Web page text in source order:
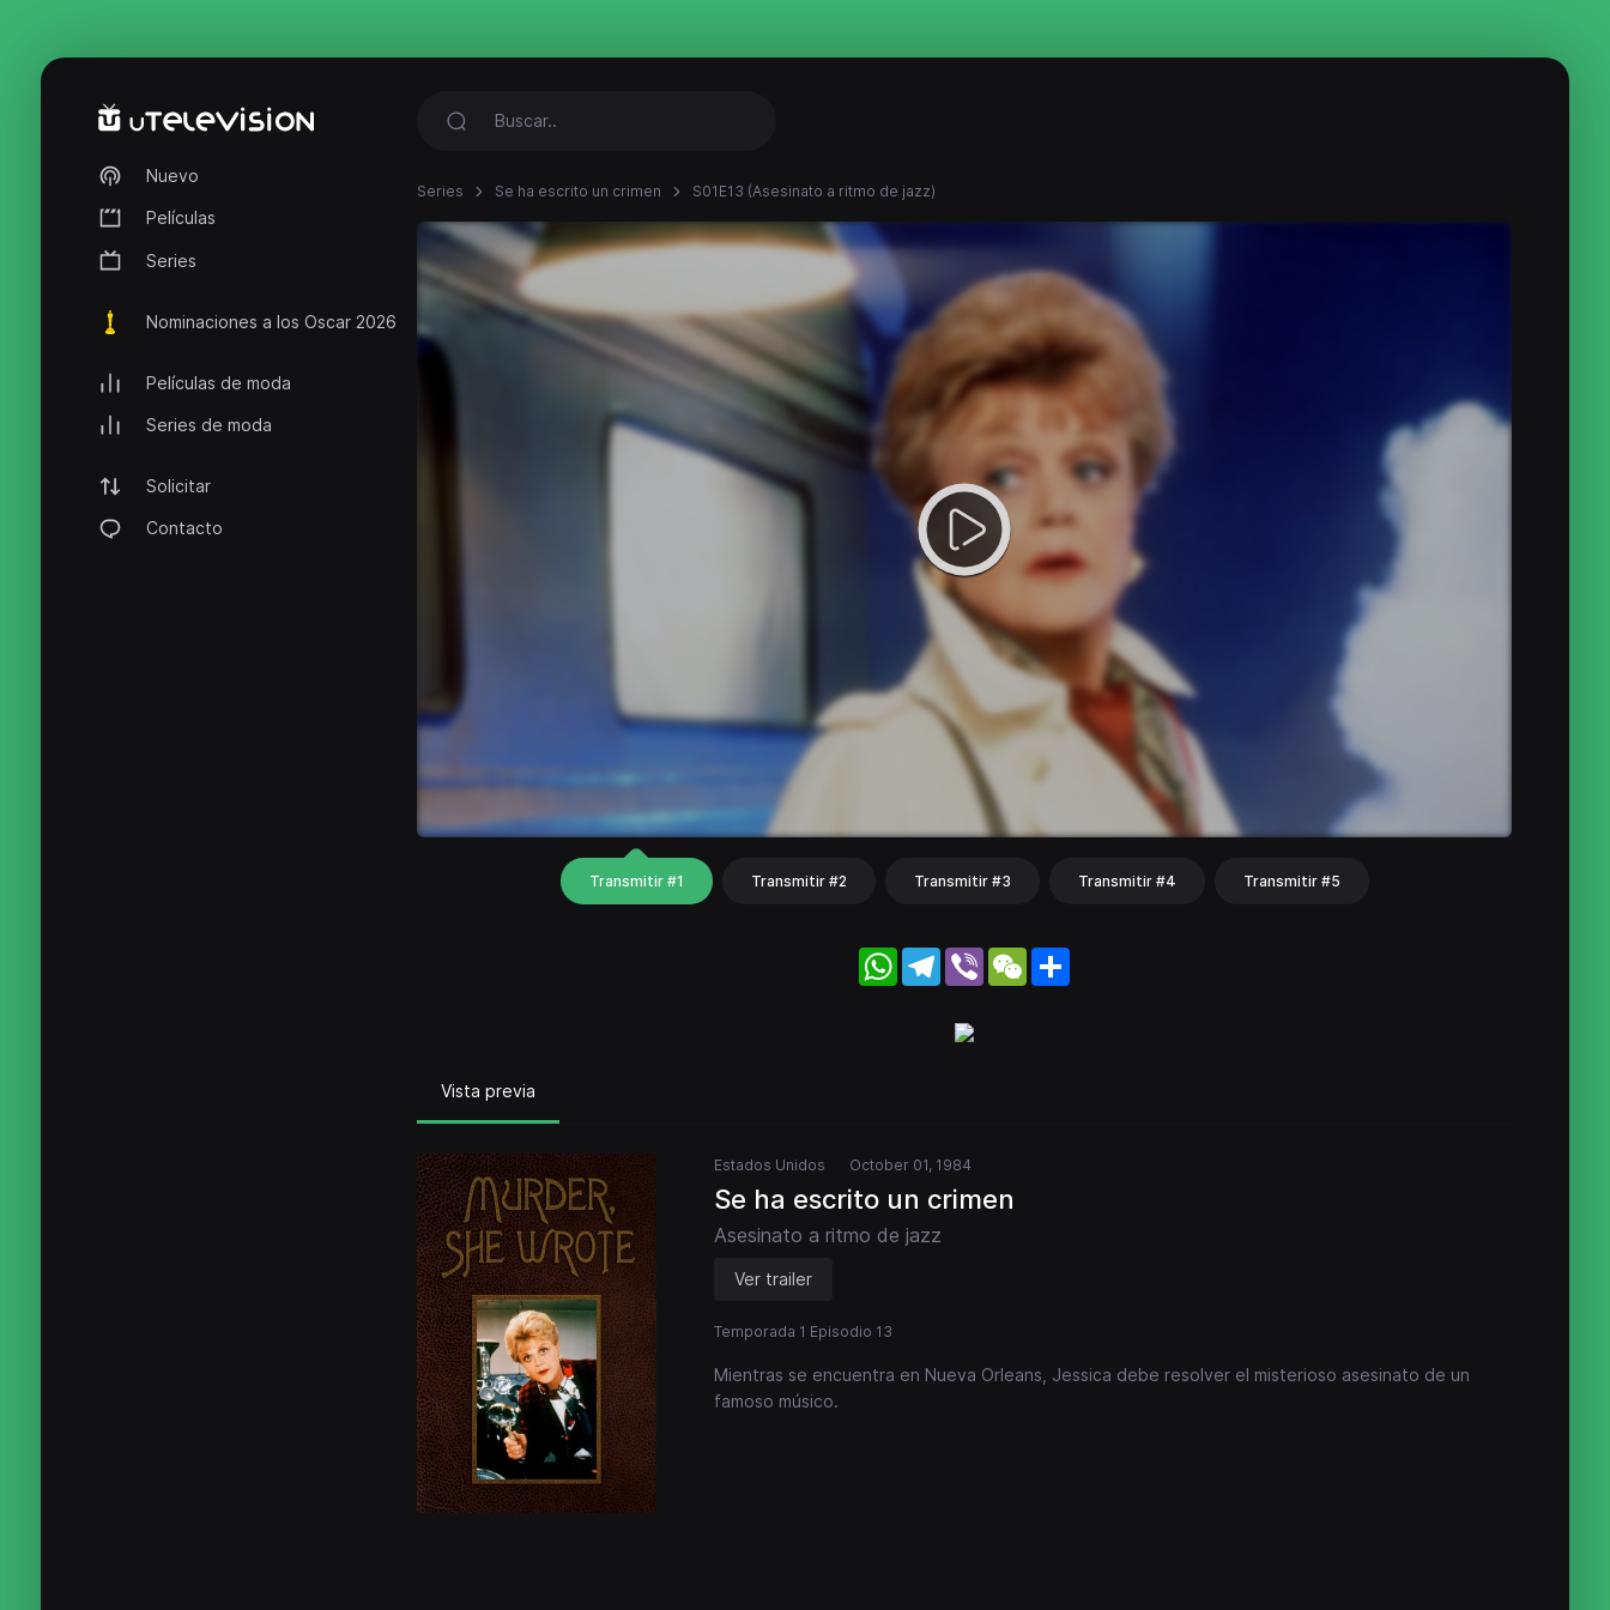
Nuevo
Películas
Series
Nominaciones a los Oscar 2026
Películas de moda
Series de moda
Solicitar
Contacto
Series Se ha escrito un crimen S01E13 (Asesinato a ritmo de jazz)
Transmitir #1 Transmitir #2 Transmitir #3 Transmitir #4 Transmitir #5
WhatsApp
Telegram
Viber WeChat
Vista previa
Estados Unidos October 01, 1984
Se ha escrito un crimen
Asesinato a ritmo de jazz
Ver trailer
Temporada 1 Episodio 13
Mientras se encuentra en Nueva Orleans, Jessica debe resolver el misterioso asesinato de un
famoso músico.